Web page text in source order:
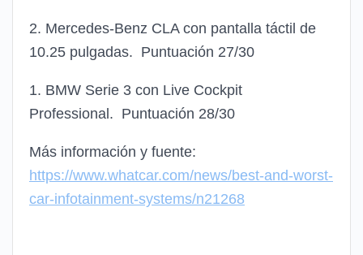
2. Mercedes-Benz CLA con pantalla táctil de
10.25 pulgadas. Puntuación 27/30
1. BMW Serie 3 con Live Cockpit
Professional. Puntuación 28/30
Más información y fuente:
https://www.whatcar.com/news/best-and-worst-
car-infotainment-systems/n21268